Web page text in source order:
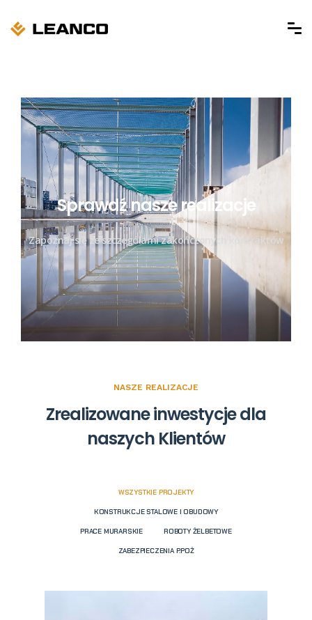
Sprawdź nasze realizacje
Zapoznaj się ze szczegółami zakończonych kontraktów
NASZE REALIZACJE
Zrealizowane inwestycje dla
naszych Klientów
WSZYSTKIE PROJEKTY
KONSTRUKCJE STALOWE I OBUDOWY
PRACE MURARSKIE ROBOTY ŻELBETOWE
ZABEZPIECZENIA P.POŻ